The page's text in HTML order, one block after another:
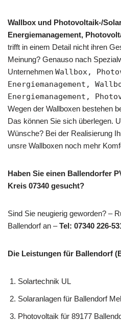
Wallbox und Photovoltaik-/
Energiemanagement,
trifft in einem Detail nicht ihren
Meinung? Genauso nach
Unternehmen Wallbox,
Energiemanagement,
Energiemanagement,
Wegen der Wallboxen bestehen
Das können Sie sich überlegen.
Wünsche? Bei der Realisierung
unsre Wallboxen noch mehr
Haben Sie einen Ballendorfer
Kreis 07340 gesucht?
Sind Sie neugierig geworden? –
Ballendorf an –Tel: 07340 226-
Die Leistungen für Ballendorf
Solartechnik UL
Solaranlagen für Ballendorf
Photovoltaik für 89177